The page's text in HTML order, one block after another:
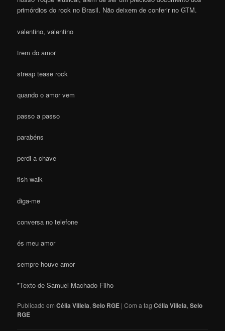
primórdios do rock no Brasil. Não deixem de conferir no GTM.
valentino, valentino
trem do amor
streap tease rock
quando o amor vem
passo a passo
parabéns
perdi a chave
fish walk
diga-me
conversa no telefone
és meu amor
sempre houve amor
*Texto de Samuel Machado Filho
Publicado em Célia Villela,Selo RGE |Com a tagCélia Villela,Selo
RGE